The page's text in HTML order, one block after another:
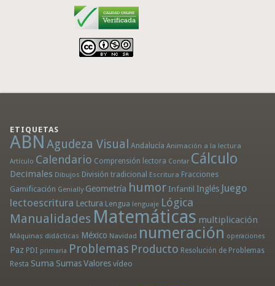
ETIQUETAS
ABN Agudeza Visual Andalucía Animación a la lectura
Artículo Calendario Comprensión lectora Contar Cálculo
Decimales Dibujos División tradicional Escritura Fracciones
Gamificación Genially Geometría humor Infantil Inglés Juego
lectoescritura Lectura Lengua lenguaje Lógica
Manualidades Matemáticas multiplicación
Máquinas didácticas México Navidad numeración operaciones
Paz PDI primaria Problemas Producto Resolución de Problemas
Resta Suma Sumas Valores vídeo